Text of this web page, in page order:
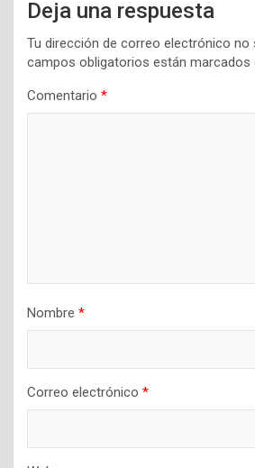
Deja una respuesta
Tu dirección de correo electrónico no
campos obligatorios están marcados
Comentario *
Nombre *
Correo electrónico *